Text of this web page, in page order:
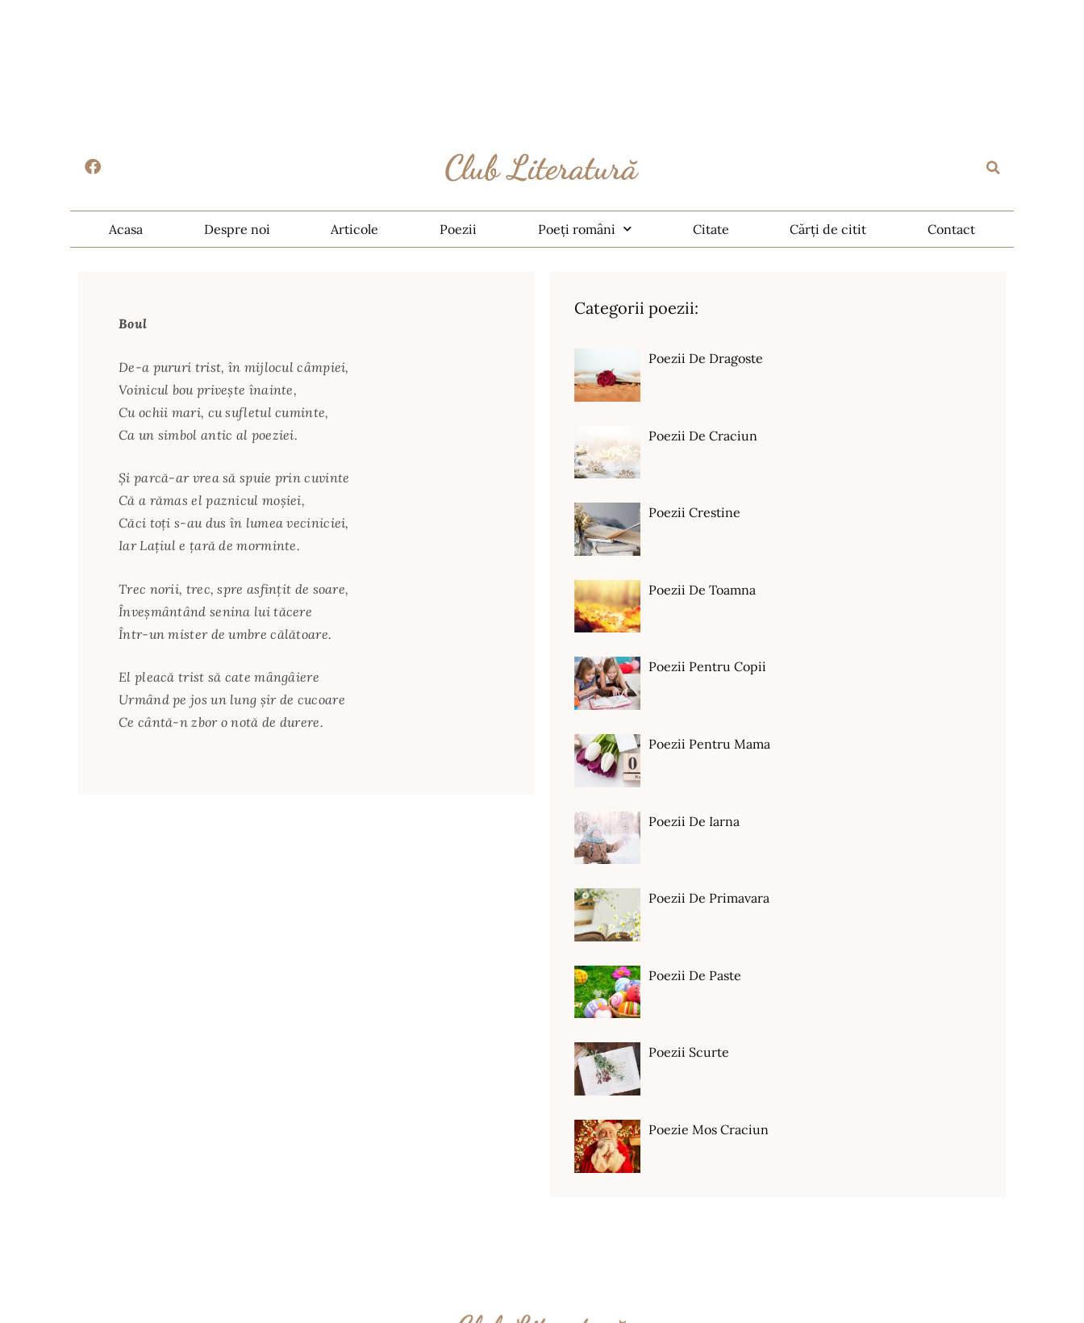
Acasa Despre noi Articole Poezii Poeți români Citate Cărți de citit Contact
Boul
De-a pururi trist, în mijlocul câmpiei,
Voinicul bou priveşte înainte,
Cu ochii mari, cu sufletul cuminte,
Ca un simbol antic al poeziei.
Şi parcă-ar vrea să spuie prin cuvinte
Că a rămas el paznicul moşiei,
Căci toţi s-au dus în lumea veciniciei,
Iar Laţiul e ţară de morminte.
Trec norii, trec, spre asfinţit de soare,
Înveşmântând senina lui tăcere
Într-un mister de umbre călătoare.
El pleacă trist să cate mângâiere
Urmând pe jos un lung şir de cucoare
Ce cântă-n zbor o notă de durere.
Categorii poezii:
Poezii De Dragoste
Poezii De Craciun
Poezii Crestine
Poezii De Toamna
Poezii Pentru Copii
Poezii Pentru Mama
Poezii De Iarna
Poezii De Primavara
Poezii De Paste
Poezii Scurte
Poezie Mos Craciun